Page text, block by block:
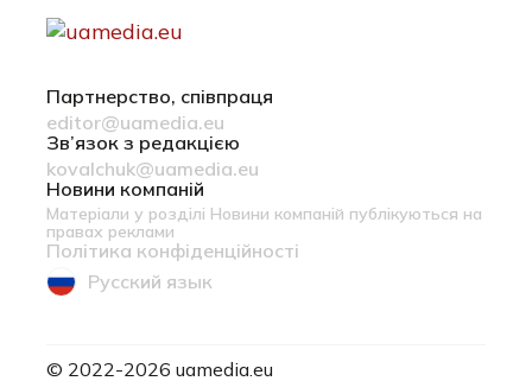
Партнерство, співпраця
editor@uamedia.eu
Зв’язок з редакцією
kovalchuk@uamedia.eu
Новини компаній
Матеріали у розділі Новини компаній публікуються на
правах реклами
Політика конфіденційності
Русский язык
© 2022-2026 uamedia.eu